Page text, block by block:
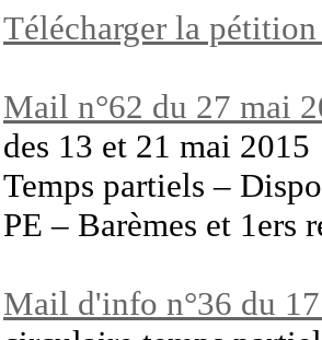
Télécharger la
Mail n°62 du 27 mai
des 13 et 21 mai 2015
Temps partiels –
PE – Barèmes et 1ers
Mail d'info n°36 du